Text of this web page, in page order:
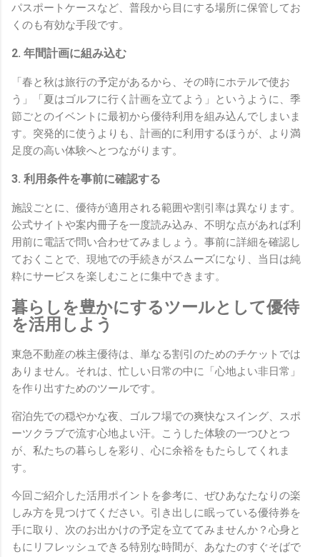
パスポートケースなど、普段から目にする場所に保管してお
くのも有効な手段です。
2. 年間計画に組み込む
「春と秋は旅行の予定があるから、その時にホテルで使お
う」「夏はゴルフに行く計画を立てよう」というように、季
節ごとのイベントに最初から優待利用を組み込んでしまいま
す。突発的に使うよりも、計画的に利用するほうが、より満
足度の高い体験へとつながります。
3. 利用条件を事前に確認する
施設ごとに、優待が適用される範囲や割引率は異なります。
公式サイトや案内冊子を一度読み込み、不明な点があれば利
用前に電話で問い合わせてみましょう。事前に詳細を確認し
ておくことで、現地での手続きがスムーズになり、当日は純
粋にサービスを楽しむことに集中できます。
暮らしを豊かにするツールとして優待
を活用しよう
東急不動産の株主優待は、単なる割引のためのチケットでは
ありません。それは、忙しい日常の中に「心地よい非日常」
を作り出すためのツールです。
宿泊先での穏やかな夜、ゴルフ場での爽快なスイング、スポ
ーツクラブで流す心地よい汗。こうした体験の一つひとつ
が、私たちの暮らしを彩り、心に余裕をもたらしてくれま
す。
今回ご紹介した活用ポイントを参考に、ぜひあなたなりの楽
しみ方を見つけてください。引き出しに眠っている優待券を
手に取り、次のお出かけの予定を立ててみませんか？心身と
もにリフレッシュできる特別な時間が、あなたのすぐそばで